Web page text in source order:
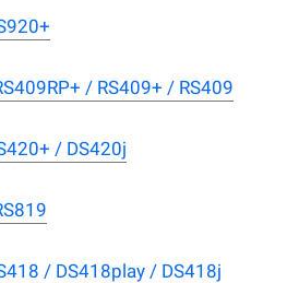
/ RS409+ / RS409
/ DS420j
/ DS418play / DS418j